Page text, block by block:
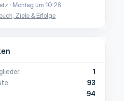
Montag um 10:26
Ziele & Erfolge
1
93
94